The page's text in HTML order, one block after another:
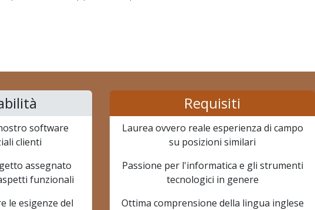
software
clienti
assegnato
funzionali
le esigenze del
Requisiti
Laurea ovvero reale esperienza di campo
su posizioni similari
Passione per l'informatica e gli strumenti
tecnologici in genere
Ottima comprensione della lingua inglese